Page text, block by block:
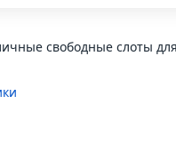
свободные слоты